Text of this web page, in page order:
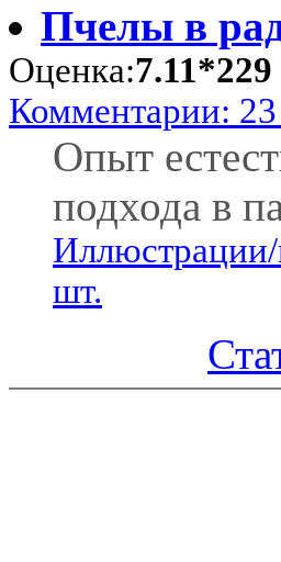
Пчелы в
Оценка:7.11*229
Комментарии:
Опыт
подхода в
шт.